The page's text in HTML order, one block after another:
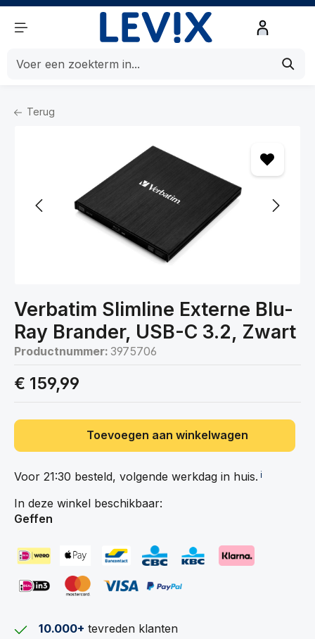
Terug
Home
Verbatim Slimline Externe Blu-
Ray Brander, USB-C 3.2, Zwart
Productnummer: 3975706
€ 159,99
Toevoegen aan winkelwagen
Voor 21:30 besteld, volgende werkdag in huis. ℹ️
In deze winkel beschikbaar:
Geffen
10.000+ tevreden klanten